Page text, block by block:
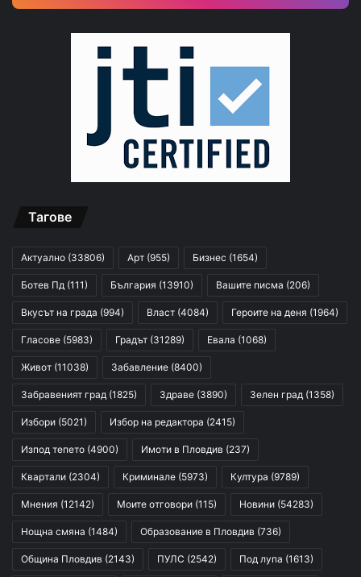
Тагове
Актуално (33806) Арт (955) Бизнес (1654)
Ботев Пд (111) България (13910) Вашите писма (206)
Вкусът на града (994) Власт (4084) Героите на деня (1964)
Гласове (5983) Градът (31289) Евала (1068)
Живот (11038) Забавление (8400)
Забравеният град (1825) Здраве (3890) Зелен град (1358)
Избори (5021) Избор на редактора (2415)
Изпод тепето (4900) Имоти в Пловдив (237)
Квартали (2304) Криминале (5973) Култура (9789)
Мнения (12142) Моите отговори (115) Новини (54283)
Нощна смяна (1484) Образование в Пловдив (736)
Община Пловдив (2143) ПУЛС (2542) Под лупа (1613)